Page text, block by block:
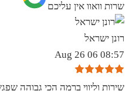
שרות וואוו אין עליכם
רונן ישראל
08:57 06 Aug 26
שירות וליווי ברמה הכי גבוהה